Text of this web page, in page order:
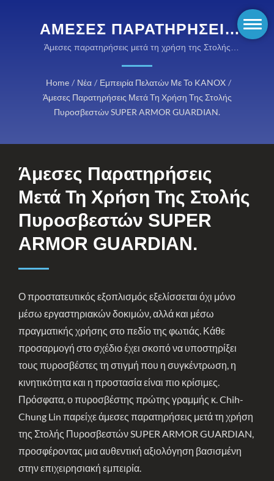
ΆΜΕΣΕΣ ΠΑΡΑΤΗΡΉΣΕΙΣ
ΜΕΤΆ ΤΗ ΧΡΉΣΗ ΤΗΣ
ΣΤΟΛΉΣ ΠΥΡΟΣΒΕΣΤΏΝ
SUPER ARMOR
GUARDIAN. | ΥΦΆΣΜΑΤΑ
ΠΛΉΡΗΣ ΓΚΆΜΑ
ΠΡΟΣΤΑΤΕΥΤΙΚΏΝ
ΛΎΣΕΩΝ
Άμεσες παρατηρήσεις μετά τη χρήση της Στολής
Home / Νέα / Εμπειρία Πελατών Με Το KANOX /
Άμεσες Παρατηρήσεις Μετά Τη Χρήση Της Στολής
Πυροσβεστών SUPER ARMOR GUARDIAN.
Άμεσες Παρατηρήσεις
Μετά Τη Χρήση Της Στολής
Πυροσβεστών SUPER
ARMOR GUARDIAN.
Ο προστατευτικός εξοπλισμός εξελίσσεται όχι μόνο
μέσω εργαστηριακών δοκιμών, αλλά και μέσω
πραγματικής χρήσης στο πεδίο της φωτιάς. Κάθε
προσαρμογή στο σχέδιο έχει σκοπό να υποστηρίξει
τους πυροσβέστες τη στιγμή που η συγκέντρωση, η
κινητικότητα και η προστασία είναι πιο κρίσιμες.
Πρόσφατα, ο πυροσβέστης πρώτης γραμμής κ. Chih-
Chung Lin παρείχε άμεσες παρατηρήσεις μετά τη χρήση
της Στολής Πυροσβεστών SUPER ARMOR GUARDIAN,
προσφέροντας μια αυθεντική αξιολόγηση βασισμένη
στην επιχειρησιακή εμπειρία.